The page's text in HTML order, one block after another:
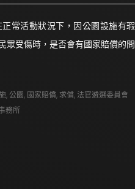
常活動狀況下，因公園設施有瑕
眾受傷時，是否會有國家賠償的問
,公園, 國家賠償, 求償, 法官遴選委員會
務所